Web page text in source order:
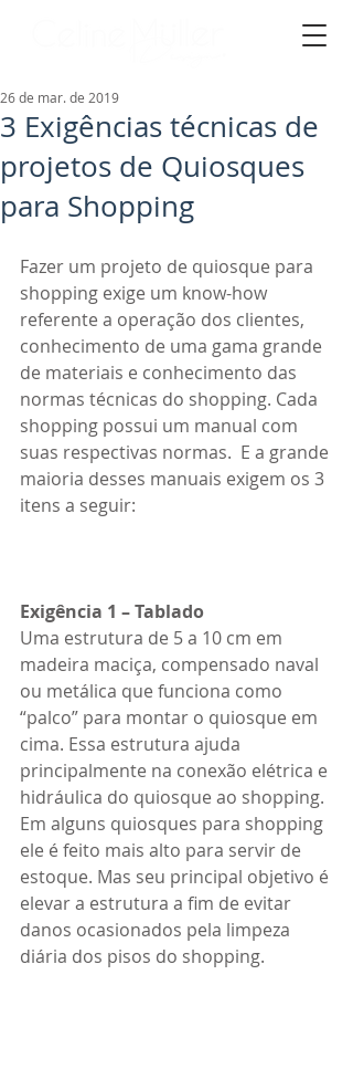
3 Exigências técnicas de
projetos de Quiosques
para Shopping
26 de mar. de 2019
Fazer um projeto de quiosque para
shopping exige um know-how
referente a operação dos clientes,
conhecimento de uma gama grande
de materiais e conhecimento das
normas técnicas do shopping. Cada
shopping possui um manual com
suas respectivas normas.  E a grande
maioria desses manuais exigem os 3
itens a seguir:
Exigência 1 – Tablado
Uma estrutura de 5 a 10 cm em
madeira maciça, compensado naval
ou metálica que funciona como
“palco” para montar o quiosque em
cima. Essa estrutura ajuda
principalmente na conexão elétrica e
hidráulica do quiosque ao shopping.
Em alguns quiosques para shopping
ele é feito mais alto para servir de
estoque. Mas seu principal objetivo é
elevar a estrutura a fim de evitar
danos ocasionados pela limpeza
diária dos pisos do shopping.